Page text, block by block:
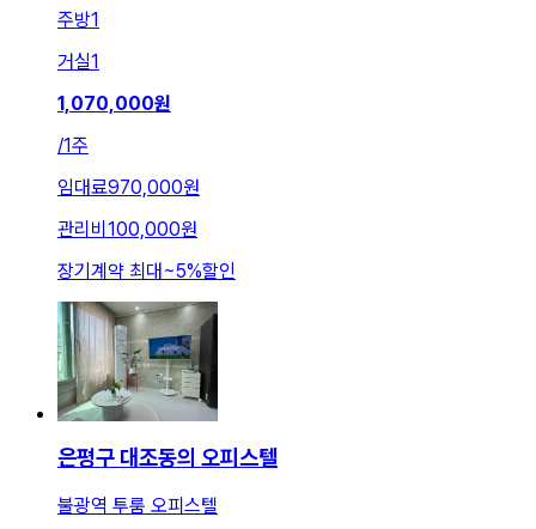
주방1
거실1
1,070,000원
/1주
임대료970,000원
관리비 100,000원
장기계약 최대 ~5%할인
은평구 대조동의 오피스텔
불광역 투룸 오피스텔